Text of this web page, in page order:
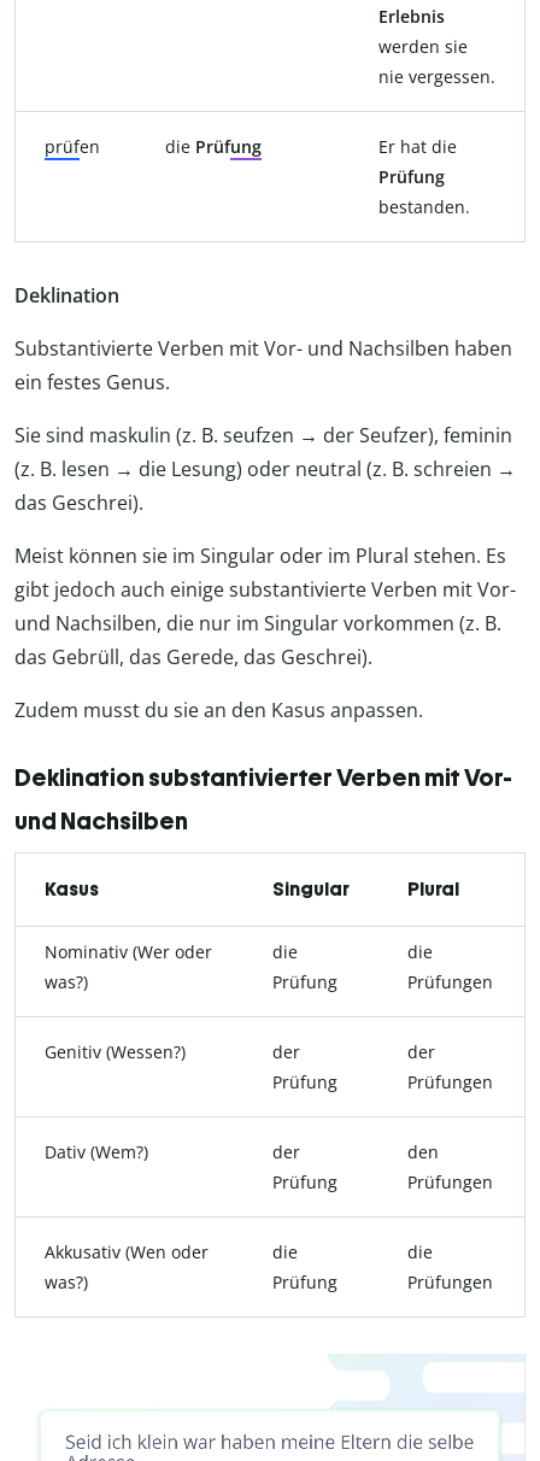
Erlebnis
werden sie
nie vergessen.
prüfen die Prüfung
Er hat die
Prüfung
bestanden.
Deklination
Substantivierte Verben mit Vor- und Nachsilben haben
ein festes Genus.
Sie sind maskulin (z. B. seufzen → der Seufzer), feminin
(z. B. lesen → die Lesung) oder neutral (z. B. schreien →
das Geschrei).
Meist können sie im Singular oder im Plural stehen. Es
gibt jedoch auch einige substantivierte Verben mit Vor-
und Nachsilben, die nur im Singular vorkommen (z. B.
das Gebrüll, das Gerede, das Geschrei).
Zudem musst du sie an den Kasus anpassen.
Deklination substantivierter Verben mit Vor-
und Nachsilben
Kasus Singular Plural
Nominativ (Wer oder
was?)
die
Prüfung
die
Prüfungen
Genitiv (Wessen?)
der
Prüfung
der
Prüfungen
Dativ (Wem?)
der
Prüfung
den
Prüfungen
Akkusativ (Wen oder
was?)
die
Prüfung
die
Prüfungen